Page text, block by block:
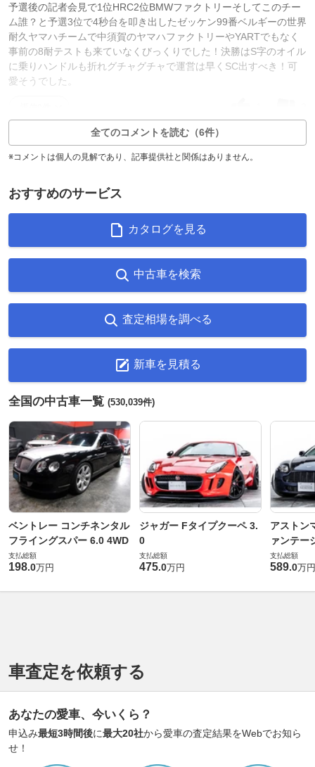
予選後の記者会見で1位HRC2位BMWファクトリーそしてこのチー
ム誰？と予選3位で4秒台を叩き出したゼッケン99番ベルギーの世界
耐久ヤマハチームで中須賀のヤマハファクトリーやYARTでもなく
事前の8耐テストも来ていなくびっくりでした！決勝はS字のオイル
に乗りハンドルも折れグチャグチャで運営は早くSC出すべき！可
愛そうでした。
全てのコメントを読む（6件）
※コメントは個人の見解であり、記事提供社と関係はありません。
おすすめのサービス
カタログを見る
中古車を検索
査定相場を調べる
新車を見積る
全国の中古車一覧 (530,039件)
ベントレー コンチネンタル
フライングスパー 6.0 4WD
支払総額
198.0万円
ジャガー Fタイプクーペ 3.
0
支払総額
475.0万円
アストン
ァンテー
支払総額
589.0万円
車査定を依頼する
あなたの愛車、今いくら？
申込み最短3時間後に最大20社から愛車の査定結果をWebでお知ら
せ！